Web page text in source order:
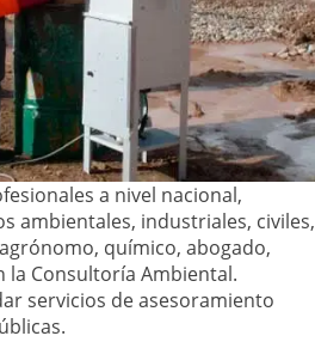
a nivel nacional,
ambientales, industriales, civiles,
químico, abogado,
la Consultoría Ambiental.
servicios de asesoramiento